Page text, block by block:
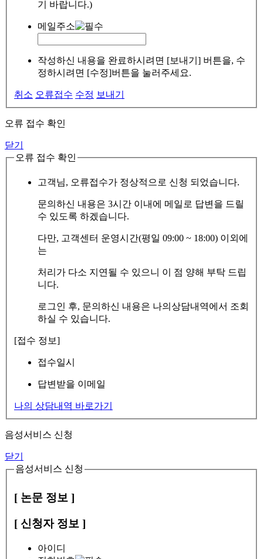
기 바랍니다.)
메일주소
작성하신 내용을 완료하시려면 [보내기] 버튼을, 수
정하시려면 [수정]버튼을 눌러주세요.
취소 오류접수 수정 보내기
오류 접수 확인
닫기
오류 접수 확인
고객님, 오류접수가 정상적으로 신청 되었습니다.
문의하신 내용은 3시간 이내에 메일로 답변을 드릴
수 있도록 하겠습니다.
다만, 고객센터 운영시간(평일 09:00 ~ 18:00) 이외에
는
처리가 다소 지연될 수 있으니 이 점 양해 부탁 드립
니다.
로그인 후, 문의하신 내용은 나의상담내역에서 조회
하실 수 있습니다.
[접수 정보]
접수일시
답변받을 이메일
나의 상담내역 바로가기
음성서비스 신청
닫기
음성서비스 신청
[ 논문 정보 ]
[ 신청자 정보 ]
아이디